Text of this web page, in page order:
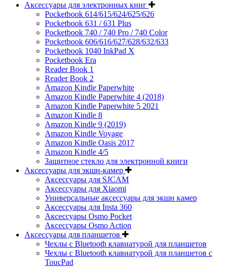
Аксессуары для электронных книг
Pocketbook 614/615/624/625/626
Pocketbook 631 / 631 Plus
Pocketbook 740 / 740 Pro / 740 Color
Pocketbook 606/616/627/628/632/633
Pocketbook 1040 InkPad X
Pocketbook Era
Reader Book 1
Reader Book 2
Amazon Kindle Paperwhite
Amazon Kindle Paperwhite 4 (2018)
Amazon Kindle Paperwhite 5 2021
Amazon Kindle 8
Amazon Kindle 9 (2019)
Amazon Kindle Voyage
Amazon Kindle Oasis 2017
Amazon Kindle 4/5
Защитное стекло для электронной книги
Аксессуары для экшн-камер
Аксессуары для SJCAM
Аксессуары для Xiaomi
Универсальные аксессуары для экшн камер
Аксессуары для Insta 360
Аксессуары Osmo Pocket
Аксессуары Osmo Action
Аксессуары для планшетов
Чехлы с Bluetooth клавиатурой для планшетов
Чехлы с Bluetooth клавиатурой для планшетов с
ToucPad